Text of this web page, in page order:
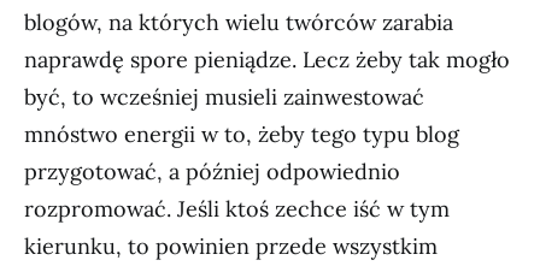
blogów, na których wielu twórców zarabia
naprawdę spore pieniądze. Lecz żeby tak mogło
być, to wcześniej musieli zainwestować
mnóstwo energii w to, żeby tego typu blog
przygotować, a później odpowiednio
rozpromować. Jeśli ktoś zechce iść w tym
kierunku, to powinien przede wszystkim